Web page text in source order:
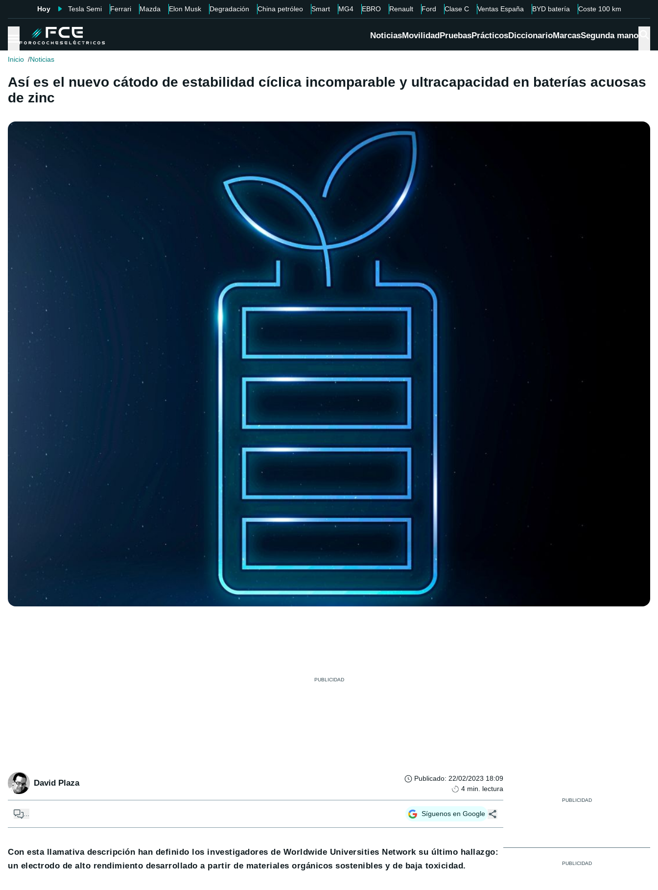
Hoy Tesla Semi Ferrari Mazda Elon Musk Degradación China petróleo Smart MG4 EBRO Renault Ford Clase C Ventas España BYD batería Coste 100 km
NoticiasMovilidadPruebasPrácticosDiccionarioMarcasSegunda mano
Inicio Noticias
Así es el nuevo cátodo de estabilidad cíclica incomparable y ultracapacidad en baterías acuosas
de zinc
David Plaza Publicado: 22/02/2023 18:09
4 min. lectura
Síguenos en Google
Con esta llamativa descripción han definido los investigadores de Worldwide Universities Network su último hallazgo:
un electrodo de alto rendimiento desarrollado a partir de materiales orgánicos sostenibles y de baja toxicidad.